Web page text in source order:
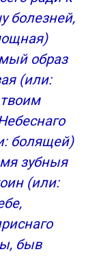
Матроне
самого
и
болезней,
образ
(или:
болящей)
зубныя
(или:
быв